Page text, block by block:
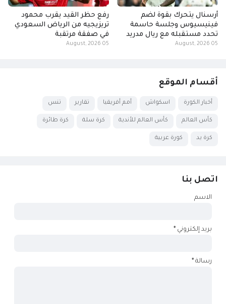
أرسنال يتحرك بقوة لضم
فينيسيوس وجلسة حاسمة
تحدد مستقبله مع ريال مدريد
05 August, 2026
رفع حظر القيد يقرب محمود
تريزيجيه من الرياض السعودي
في صفقة مرتقبة
05 August, 2026
أقسام الموقع
أخبار الكورة اسكواش أمم أفريقيا تقارير تنس
كأس العالم كأس العالم للأندية كرة سلة كرة طائرة
كرة يد كورة عربية
اتصل بنا
الاسم
بريد إلكتروني*
رسالة*